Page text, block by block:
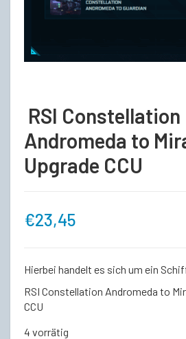
RSI Constellation
Andromeda to
Upgrade CCU
€23,45
Hierbei handelt es sich um ein
RSI Constellation Andromeda to
CCU
4 vorrätig